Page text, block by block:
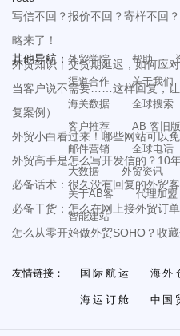
写信不回？报价不回？寄样不回
略来了！
外贸知识丨交货期延迟，如何应
当客户说不需要……这样回复，
复案例）
外贸小白看过来！哪些网站可以
外贸高手是怎么写开发信的？10
必备话术：很久没有回复的外贸
必备干货：怎么在网上接外贸订
怎么从零开始做外贸SOHO？收藏
其他导航： 外贸学院 帮助
渠道合作
关于我们
海关数据
全球搜索
客户推荐
AB 客旧版
邮件营销
全球电话
大数据
外贸资讯
关于AB客
代理加盟
智能建站
友情链接： 国际航运 海外
海运订舱 中国